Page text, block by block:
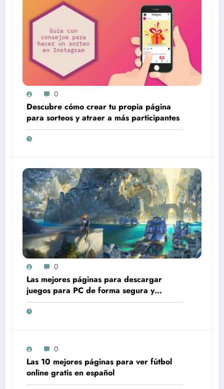
0
Descubre cómo crear tu propia página
para sorteos y atraer a más participantes
0
Las mejores páginas para descargar
juegos para PC de forma segura y
gratuita
0
Las 10 mejores páginas para ver fútbol
online gratis en español